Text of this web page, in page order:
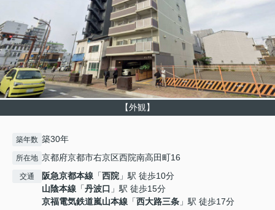
【外観】
築年数 築30年
所在地 京都府京都市右京区西院南高田町16
交通 阪急京都本線 「西院 」駅 徒歩10分
山陰本線 「丹波口 」駅 徒歩15分
京福電気鉄道嵐山本線 「西大路三条 」駅 徒歩17分